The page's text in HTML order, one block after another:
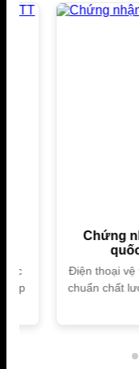
Chứng nhận
quốc tế
Điện thoại vệ tinh
chuẩn chất lượng